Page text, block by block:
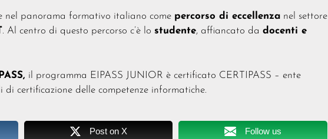
nel panorama formativo italiano come percorso di eccellenza nel settore
. Al centro di questo percorso c’è lo studente, affiancato da docenti e
il programma EIPASS JUNIOR è certificato CERTIPASS – ente
certificazione delle competenze informatiche.
Post on X Follow us